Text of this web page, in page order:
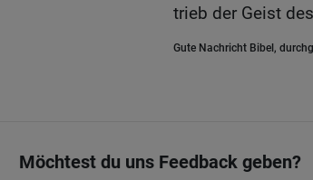
trieb der Geist
Gute Nachricht Bibel,
Möchtest du uns Feedback geben?